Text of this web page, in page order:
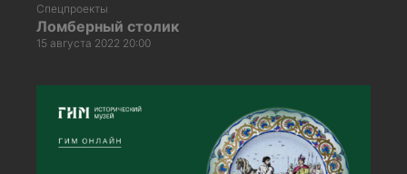
Спецпроекты
Ломберный столик
15 августа 2022 20:00